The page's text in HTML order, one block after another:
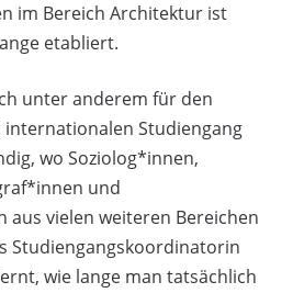
im Bereich Architektur ist
etabliert.
unter anderem für den
Studiengang
wo Soziolog*innen,
und
aus vielen weiteren Bereichen
Studiengangskoordinatorin
wie lange man tatsächlich